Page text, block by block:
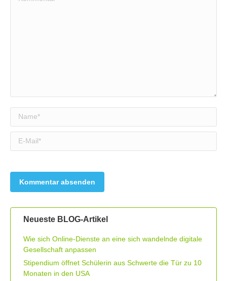
Name *
E-Mail *
Neueste BLOG-Artikel
Wie sich Online-Dienste an eine sich wandelnde digitale
Gesellschaft anpassen
Stipendium öffnet Schülerin aus Schwerte die Tür zu 10
Monaten in den USA